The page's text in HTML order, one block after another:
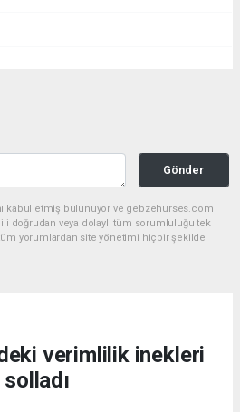
Gönder
kabul etmiş bulunuyor ve gebzehurses.com
doğrudan veya dolaylı tüm sorumluluğu tek
tüm yorumlardan site yönetimi hiçbir şekilde
verimlilik inekleri
solladı